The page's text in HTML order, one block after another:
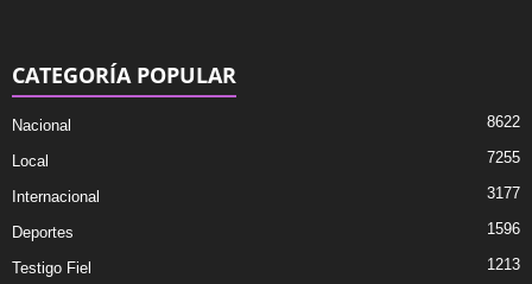
CATEGORÍA POPULAR
Nacional 8622
Local 7255
Internacional 3177
Deportes 1596
Testigo Fiel 1213